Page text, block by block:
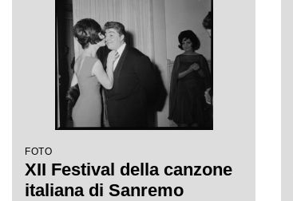
FOTO
XII Festival della canzone
italiana di Sanremo